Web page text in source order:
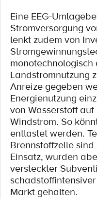
Eine EEG-
Stromversorgung
lenkt zudem von
monotechnologisch
Landstromnutzung
Anreize gegeben
Energienutzung
von Wasserstoff
Windstrom. So
entlastet werden.
Brennstoffzelle
Einsatz, wurden
versteckter
Markt gehalten.